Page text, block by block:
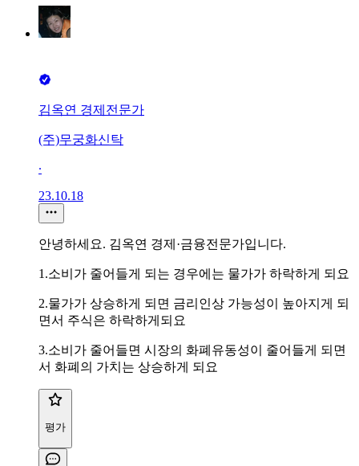
김옥연 경제전문가
(주)무궁화신탁
∙
23.10.18
안녕하세요. 김옥연 경제·금융전문가입니다.
1.소비가 줄어들게 되는 경우에는 물가가 하락하게 되요
2.물가가 상승하게 되면 금리인상 가능성이 높아지게 되
면서 주식은 하락하게되요
3.소비가 줄어들면 시장의 화폐유동성이 줄어들게 되면
서 화폐의 가치는 상승하게 되요
평가